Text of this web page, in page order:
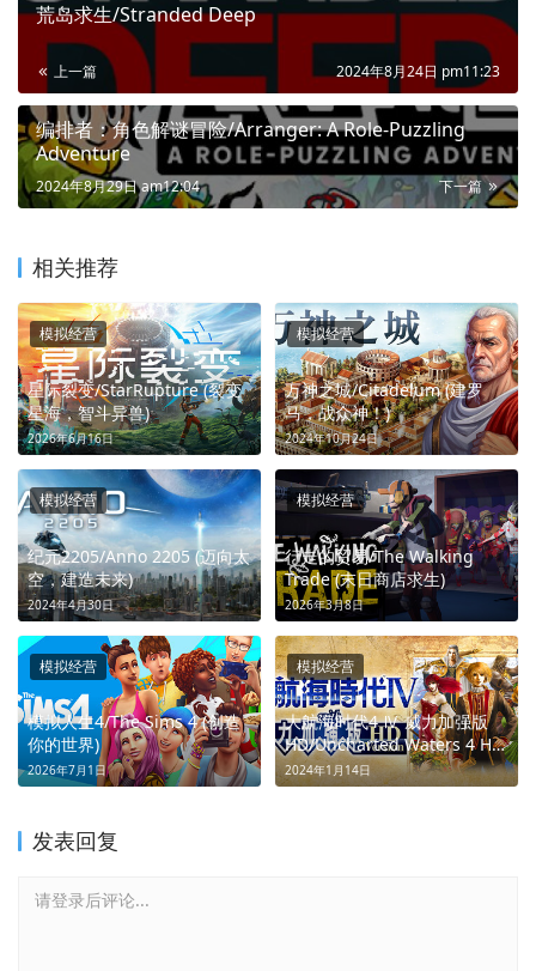
荒岛求生/Stranded Deep
上一篇 2024年8月24日 pm11:23
编排者：角色解谜冒险/Arranger: A Role-Puzzling
Adventure
下一篇
2024年8月29日 am12:04
相关推荐
星际裂变/StarRupture (裂变
星海，智斗异兽)
2026年6月16日
模拟经营
万神之城/Citadelum (建罗
马，战众神！)
2024年10月24日
模拟经营
纪元2205/Anno 2205 (迈向太
空，建造未来)
2024年4月30日
模拟经营
行走的贸易/The Walking
Trade (末日商店求生)
2026年3月8日
模拟经营
模拟人生4/The Sims 4 (创造
你的世界)
2026年7月1日
模拟经营
大航海时代4 Ⅳ 威力加强版
HD/Uncharted Waters 4 HD
(航向世界，聆听传奇)
2024年1月14日
模拟经营
发表回复
请登录后评论...